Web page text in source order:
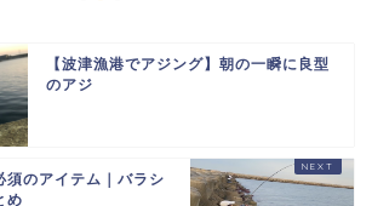
【波津漁港でアジング】朝の一瞬に良型
のアジ
須のアイテム｜バラシ
め